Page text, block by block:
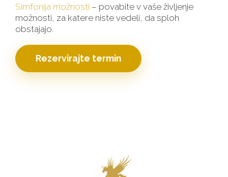
Simfonija možnosti – povabite v vaše življenje
možnosti, za katere niste vedeli, da sploh
obstajajo.
Rezervirajte termin